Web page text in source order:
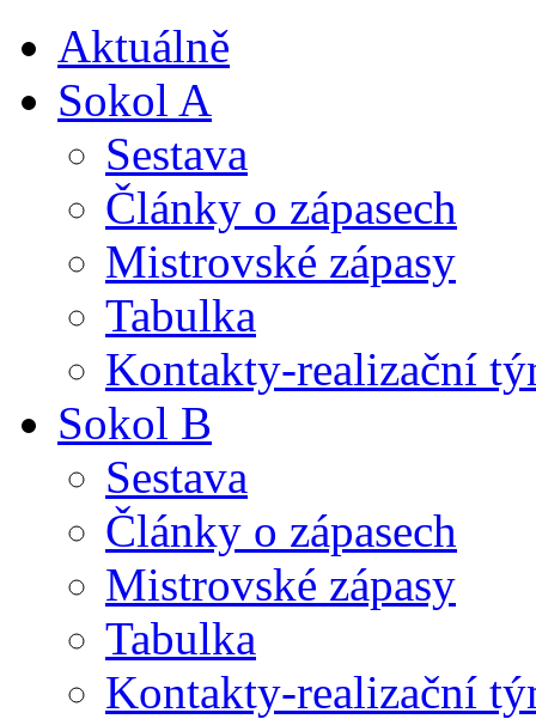
Aktuálně
Sokol A
Sestava
Články o zápasech
Mistrovské zápasy
Tabulka
Kontakty-realizační
Sokol B
Sestava
Články o zápasech
Mistrovské zápasy
Tabulka
Kontakty-realizační